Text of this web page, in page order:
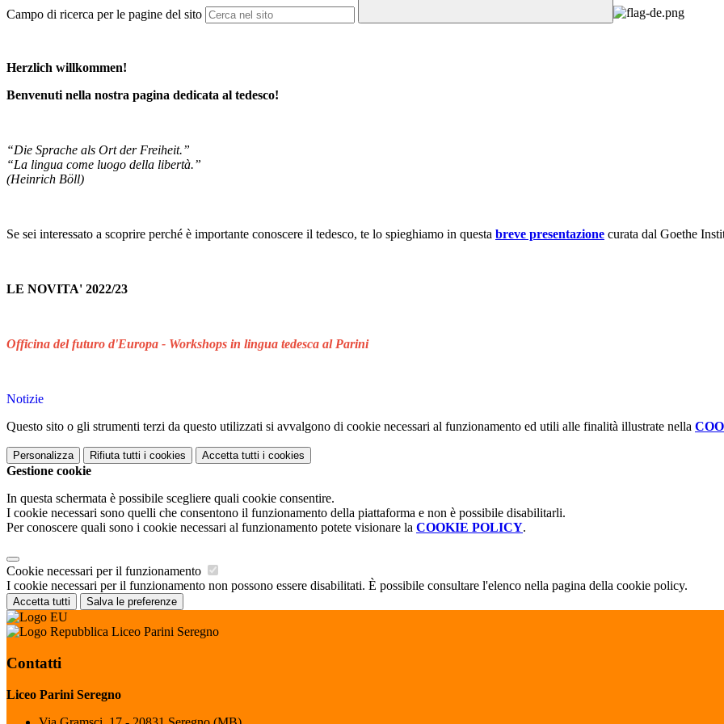
Campo di ricerca per le pagine del sito
Herzlich willkommen!
Benvenuti nella nostra pagina dedicata al tedesco!
“Die Sprache als Ort der Freiheit.”
“La lingua come luogo della libertà.”
(Heinrich Böll)
Se sei interessato a scoprire perché è importante conoscere il tedesco, te lo spieghiamo in questa breve presentazione curata dal Goethe
LE NOVITA' 2022/23
Officina del futuro d'Europa - Workshops in lingua tedesca al Parini
Notizie
Questo sito o gli strumenti terzi da questo utilizzati si avvalgono di cookie necessari al funzionamento ed utili alle finalità illustrate nella
Personalizza Rifiuta tutti i cookies Accetta tutti i cookies
Gestione cookie
In questa schermata è possibile scegliere quali cookie consentire.
I cookie necessari sono quelli che consentono il funzionamento della piattaforma e non è possibile disabilitarli.
Per conoscere quali sono i cookie necessari al funzionamento potete visionare la COOKIE POLICY.
Cookie necessari per il funzionamento
I cookie necessari per il funzionamento non possono essere disabilitati. È possibile consultare l'elenco nella pagina della cookie policy.
Accetta tutti Salva le preferenze
Liceo Parini Seregno
Contatti
Liceo Parini Seregno